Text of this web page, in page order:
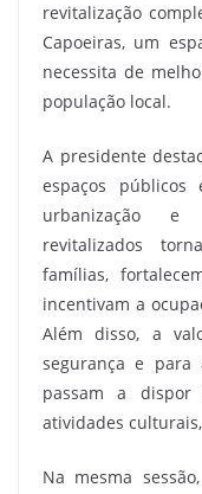
revitalização
Capoeiras, um
necessita de
população local.
A presidente
espaços públicos
urbanização e
revitalizados
famílias,
incentivam a
Além disso, a
segurança e para
passam a dispor
atividades
Na mesma